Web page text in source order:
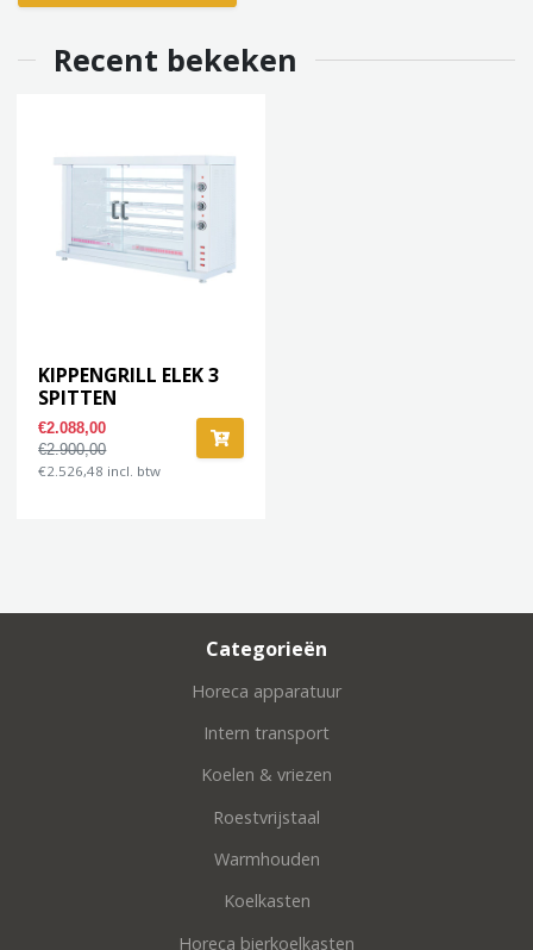
Recent bekeken
KIPPENGRILL ELEK 3
SPITTEN
€2.088,00
€2.900,00
€2.526,48 incl. btw
Categorieën
Horeca apparatuur
Intern transport
Koelen & vriezen
Roestvrijstaal
Warmhouden
Koelkasten
Horeca bierkoelkasten